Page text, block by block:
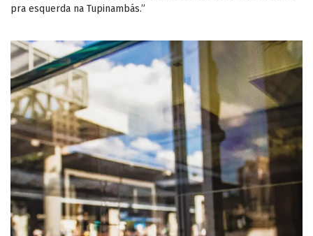
pra esquerda na Tupinambás.”